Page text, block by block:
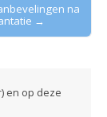
na
→
en op deze